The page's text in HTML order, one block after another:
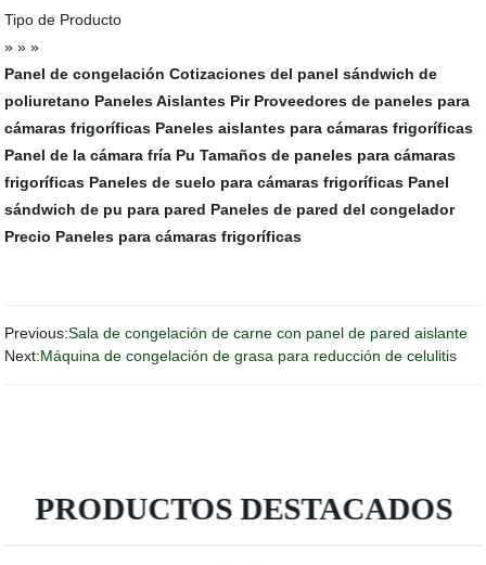
Tipo de Producto
» » »
Panel de congelación Cotizaciones del panel sándwich de
poliuretano Paneles Aislantes Pir Proveedores de paneles para
cámaras frigoríficas Paneles aislantes para cámaras frigoríficas
Panel de la cámara fría Pu Tamaños de paneles para cámaras
frigoríficas Paneles de suelo para cámaras frigoríficas Panel
sándwich de pu para pared Paneles de pared del congelador
Precio Paneles para cámaras frigoríficas
Previous:Sala de congelación de carne con panel de pared aislante
Next:Máquina de congelación de grasa para reducción de celulitis
PRODUCTOS DESTACADOS